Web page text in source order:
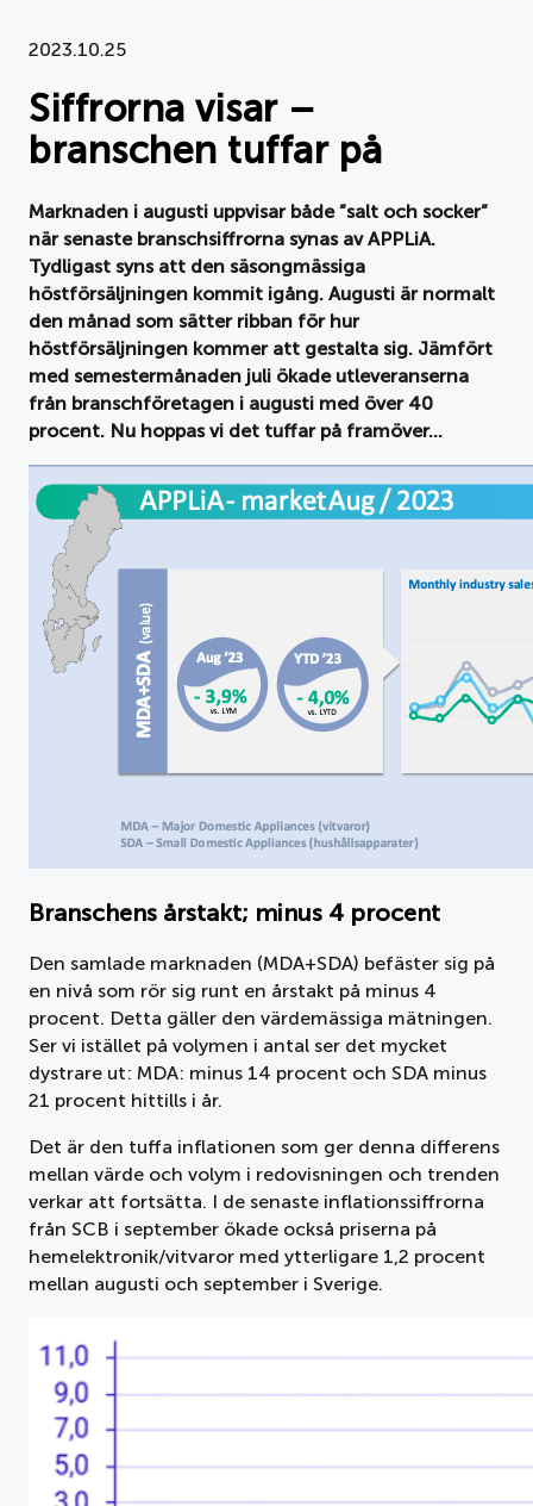
Om APPLiA
Medlemmar
Pressrum
Nyheter
Styrelse
2023.10.25
Siffrorna visar –
branschen tuffar på
Marknaden i augusti uppvisar både ”salt och socker”
när senaste branschsiffrorna synas av APPLiA.
Tydligast syns att den säsongmässiga
höstförsäljningen kommit igång. Augusti är normalt
den månad som sätter ribban för hur
höstförsäljningen kommer att gestalta sig. Jämfört
med semestermånaden juli ökade utleveranserna
från branschföretagen i augusti med över 40
procent. Nu hoppas vi det tuffar på framöver…
Branschens årstakt; minus 4 procent
Den samlade marknaden (MDA+SDA) befäster sig på
en nivå som rör sig runt en årstakt på minus 4
procent. Detta gäller den värdemässiga mätningen.
Ser vi istället på volymen i antal ser det mycket
dystrare ut: MDA: minus 14 procent och SDA minus
21 procent hittills i år.
Det är den tuffa inflationen som ger denna differens
mellan värde och volym i redovisningen och trenden
verkar att fortsätta. I de senaste inflationssiffrorna
från SCB i september ökade också priserna på
hemelektronik/vitvaror med ytterligare 1,2 procent
mellan augusti och september i Sverige.